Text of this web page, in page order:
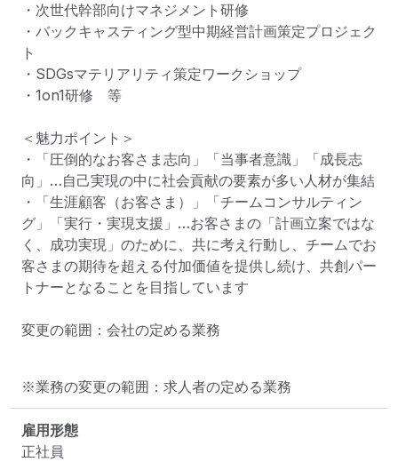
・次世代幹部向けマネジメント研修
・バックキャスティング型中期経営計画策定プロジェク
ト
・SDGsマテリアリティ策定ワークショップ
・1on1研修　等
＜魅力ポイント＞
・「圧倒的なお客さま志向」「当事者意識」「成長志
向」…自己実現の中に社会貢献の要素が多い人材が集結
・「生涯顧客（お客さま）」「チームコンサルティン
グ」「実行・実現支援」…お客さまの「計画立案ではな
く、成功実現」のために、共に考え行動し、チームでお
客さまの期待を超える付加価値を提供し続け、共創パー
トナーとなることを目指しています
変更の範囲：会社の定める業務
※業務の変更の範囲：求人者の定める業務
雇用形態
正社員